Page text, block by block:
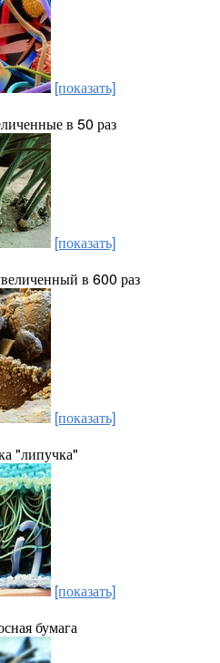
[показать]
в 50 раз
[показать]
в 600 раз
[показать]
"липучка"
[показать]
бумага